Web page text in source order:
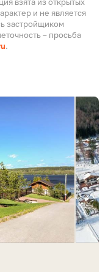
и не является
застройщиком
– просьба
.